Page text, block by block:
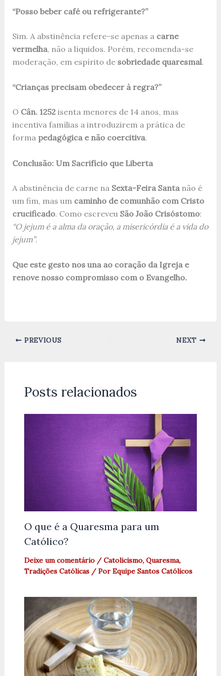
“Posso beber café ou refrigerante?”
Sim. A abstinência refere-se apenas a carne
vermelha, não a líquidos. Porém, recomenda-se
moderação, em espírito de sobriedade quaresmal.
“Crianças precisam obedecer à regra?”
O Cân. 1252isenta menores de 14 anos, mas
incentiva famílias a introduzirem a prática de
forma pedagógica e não coercitiva.
Conclusão: Um Sacrifício que Liberta
A abstinência de carne na Sexta-Feira Santanão é
um fim, mas um caminho de comunhão com Cristo
crucificado. Como escreveu São João Crisóstomo:
“O jejum é a alma da oração, a misericórdia é a vida do
jejum”.
Que este gesto nos una ao coração da Igreja e
renove nosso compromisso com o Evangelho.
PREVIOUS NEXT
Posts relacionados
O que é a Quaresma para um
Católico?
Deixe um comentário / Catolicismo, Quaresma,
Tradições Católicas/ Por Equipe Santos Católicos